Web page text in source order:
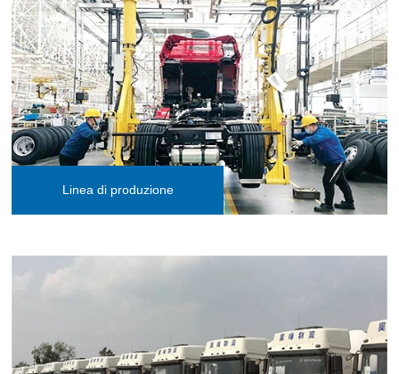
Linea di produzione